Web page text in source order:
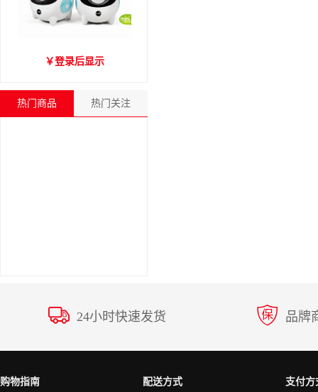
爱琴海A2000音箱
￥登录后显示
热门商品 热门关注
24小时快速发货 品牌
购物指南 配送方式 支付方